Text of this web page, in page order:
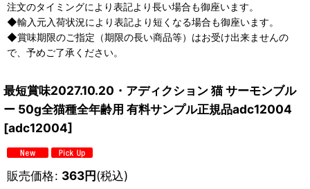
注文のタイミングにより表記より長い場合も御座います。
◆輸入元入荷状況により表記より短くなる場合も御座います。
◆賞味期限のご指定（期限の長い商品等）はお受け出来ませんの
で、予めご了承ください。
最短賞味2027.10.20・アディクション 猫 サーモンブル
ー 50g全猫種全年齢用 有料サンプル正規品adc12004
[adc12004]
販売価格: 363円(税込)